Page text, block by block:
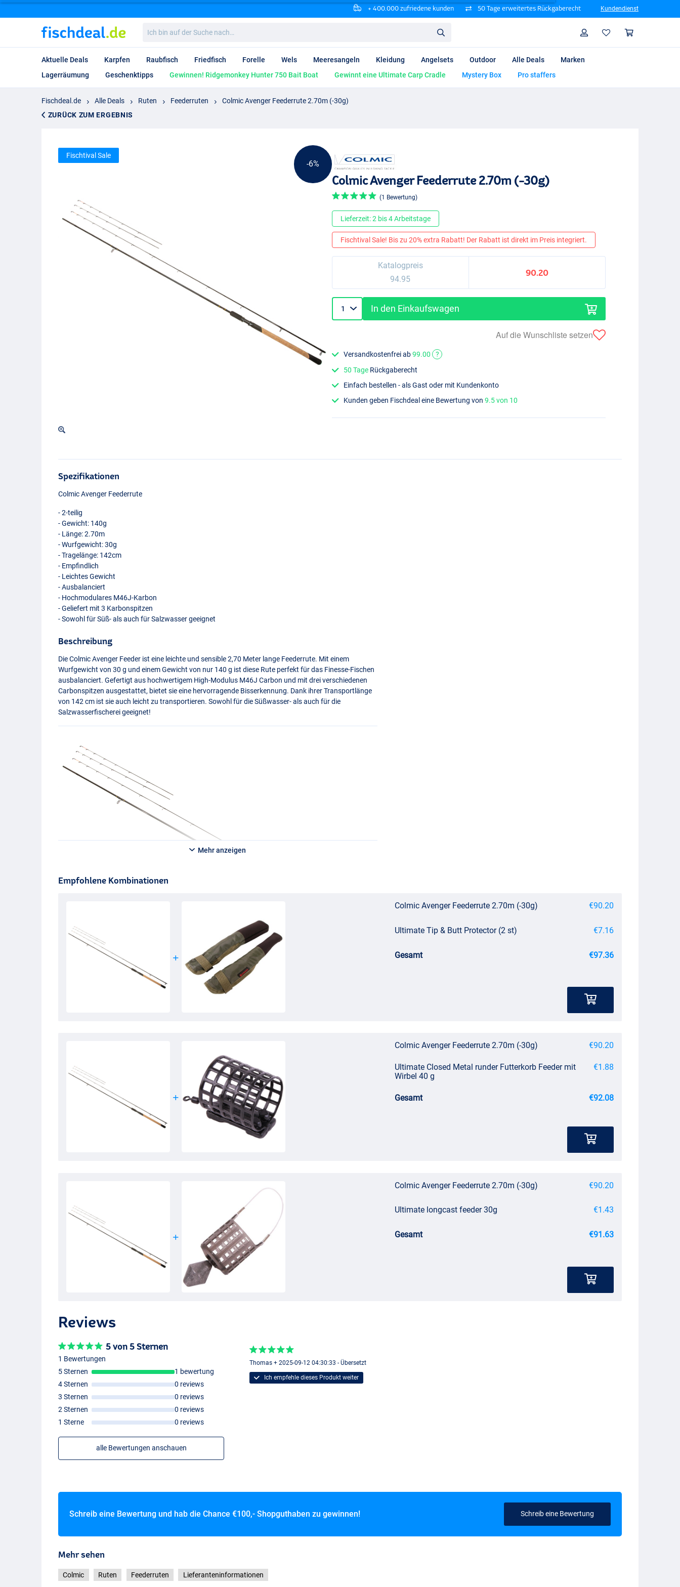
+ 400.000 zufriedene kunden 50 Tage erweitertes Rückgaberecht Kundendienst
bin
auf
Suche
nach…
Profil
Aktuelle Deals Karpfen Raubfisch Friedfisch Forelle Wels Meeresangeln Kleidung Angelsets Outdoor Alle Deals
Marken
Lagerräumung
Geschenktipps Gewinnen! Ridgemonkey Hunter 750 Bait Boat Gewinnt eine Ultimate Carp Cradle Mystery Box Pro staffers
Fischdeal.de Alle Deals Ruten Feederruten
Colmic Avenger Feederrute 2.70m (-30g)
ZURÜCK ZUM ERGEBNIS
-6%
Fischtival Sale
Colmic Avenger Feederrute 2.70m (-30g)
(1 Bewertung)
Lieferzeit: 2 bis 4 Arbeitstage
Fischtival Sale! Bis zu 20% extra Rabatt! Der Rabatt ist direkt im Preis integriert.
Katalogpreis
94.95
90.20
In den Einkaufswagen
Auf die Wunschliste setzen
Versandkostenfrei ab99.00
?
50 Tage Rückgaberecht
Einfach bestellen - als Gast oder mit Kundenkonto
Kunden geben Fischdeal eine Bewertung von9.5 von 10
Spezifikationen
Colmic Avenger Feederrute
- 2-teilig
- Gewicht: 140g
- Länge: 2.70m
- Wurfgewicht: 30g
- Tragelänge: 142cm
- Empfindlich
- Leichtes Gewicht
- Ausbalanciert
- Hochmodulares M46J-Karbon
- Geliefert mit 3 Karbonspitzen
- Sowohl für Süß- als auch für Salzwasser geeignet
Beschreibung
Die Colmic Avenger Feeder ist eine leichte und sensible 2,70 Meter lange Feederrute. Mit einem
Wurfgewicht von 30 g und einem Gewicht von nur 140 g ist diese Rute perfekt für das Finesse-Fischen
ausbalanciert. Gefertigt aus hochwertigem High-Modulus M46J Carbon und mit drei verschiedenen
Carbonspitzen ausgestattet, bietet sie eine hervorragende Bisserkennung. Dank ihrer Transportlänge
von 142 cm ist sie auch leicht zu transportieren. Sowohl für die Süßwasser- als auch für die
Salzwasserfischerei geeignet!
Mehr anzeigen
Empfohlene Kombinationen
Colmic Avenger Feederrute 2.70m (-30g) €90.20
Ultimate Tip & Butt Protector (2 st) €7.16
Gesamt €97.36
Colmic Avenger Feederrute 2.70m (-30g) €90.20
Ultimate Closed Metal runder Futterkorb Feeder mit
Wirbel 40 g
€1.88
Gesamt €92.08
Colmic Avenger Feederrute 2.70m (-30g) €90.20
Ultimate longcast feeder 30g €1.43
Gesamt €91.63
Reviews
5 von 5 Sternen
1 Bewertungen
5 Sternen
1 bewertung
4 Sternen
0 reviews
3 Sternen
0 reviews
2 Sternen
0 reviews
1 Sterne
0 reviews
alle Bewertungen anschauen
Thomas + 2025-09-12 04:30:33 - Übersetzt
Ich empfehle dieses Produkt weiter
Schreib eine Bewertung und hab die Chance €100,- Shopguthaben zu gewinnen! Schreib eine Bewertung
Mehr sehen
Colmic Ruten Feederruten Lieferanteninformationen